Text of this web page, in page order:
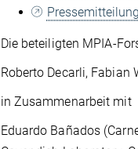
Die beteiligten MPIA-
Roberto Decarli, Fabian
in Zusammenarbeit mit
Eduardo Bañados